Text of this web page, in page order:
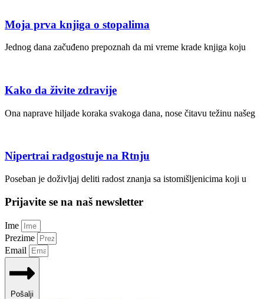
Moja prva knjiga o stopalima
Jednog dana začuđeno prepoznah da mi vreme krade knjiga koju
Kako da živite zdravije
Ona naprave hiljade koraka svakoga dana, nose čitavu težinu našeg
Nipertrai radgostuje na Rtnju
Poseban je doživljaj deliti radost znanja sa istomišljenicima koji u
Prijavite se na naš newsletter
Ime
Prezime
Email
Pošalji